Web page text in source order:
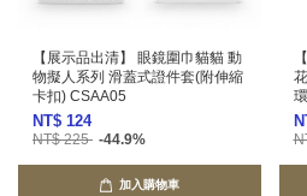
【展示品出清】 眼鏡圍巾貓貓 動
物擬人系列 滑蓋式證件套(附伸縮
卡扣) CSAA05
NT$ 124
NT$ 225 -44.9%
加入購物車